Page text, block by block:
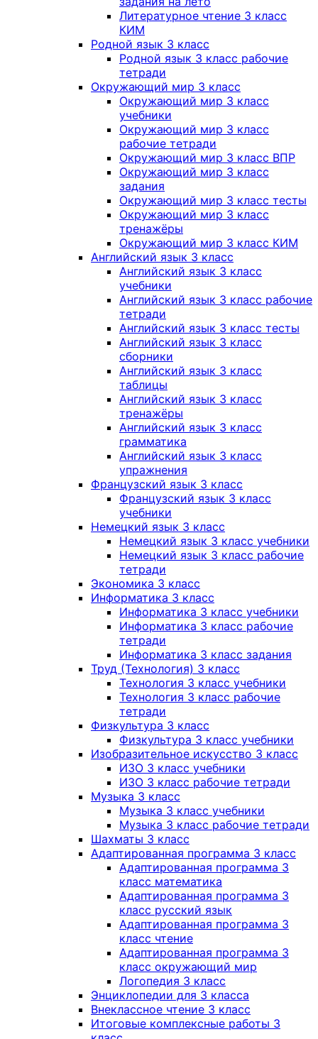
Литературное чтение 3 класс
КИМ
Родной язык 3 класс
Родной язык 3 класс рабочие
тетради
Окружающий мир 3 класс
Окружающий мир 3 класс
учебники
Окружающий мир 3 класс
рабочие тетради
Окружающий мир 3 класс ВПР
Окружающий мир 3 класс
задания
Окружающий мир 3 класс тесты
Окружающий мир 3 класс
тренажёры
Окружающий мир 3 класс КИМ
Английский язык 3 класс
Английский язык 3 класс
учебники
Английский язык 3 класс рабочие
тетради
Английский язык 3 класс тесты
Английский язык 3 класс
сборники
Английский язык 3 класс
таблицы
Английский язык 3 класс
тренажёры
Английский язык 3 класс
грамматика
Английский язык 3 класс
упражнения
Французский язык 3 класс
Французский язык 3 класс
учебники
Немецкий язык 3 класс
Немецкий язык 3 класс учебники
Немецкий язык 3 класс рабочие
тетради
Экономика 3 класс
Информатика 3 класс
Информатика 3 класс учебники
Информатика 3 класс рабочие
тетради
Информатика 3 класс задания
Труд (Технология) 3 класс
Технология 3 класс учебники
Технология 3 класс рабочие
тетради
Физкультура 3 класс
Физкультура 3 класс учебники
Изобразительное искусство 3 класс
ИЗО 3 класс учебники
ИЗО 3 класс рабочие тетради
Музыка 3 класс
Музыка 3 класс учебники
Музыка 3 класс рабочие тетради
Шахматы 3 класс
Адаптированная программа 3 класс
Адаптированная программа 3
класс математика
Адаптированная программа 3
класс русский язык
Адаптированная программа 3
класс чтение
Адаптированная программа 3
класс окружающий мир
Логопедия 3 класс
Энциклопедии для 3 класса
Внеклассное чтение 3 класс
Итоговые комплексные работы 3